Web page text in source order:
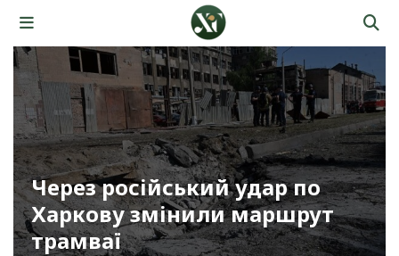
Через російський удар по
Харкову змінили маршрут
трамваї